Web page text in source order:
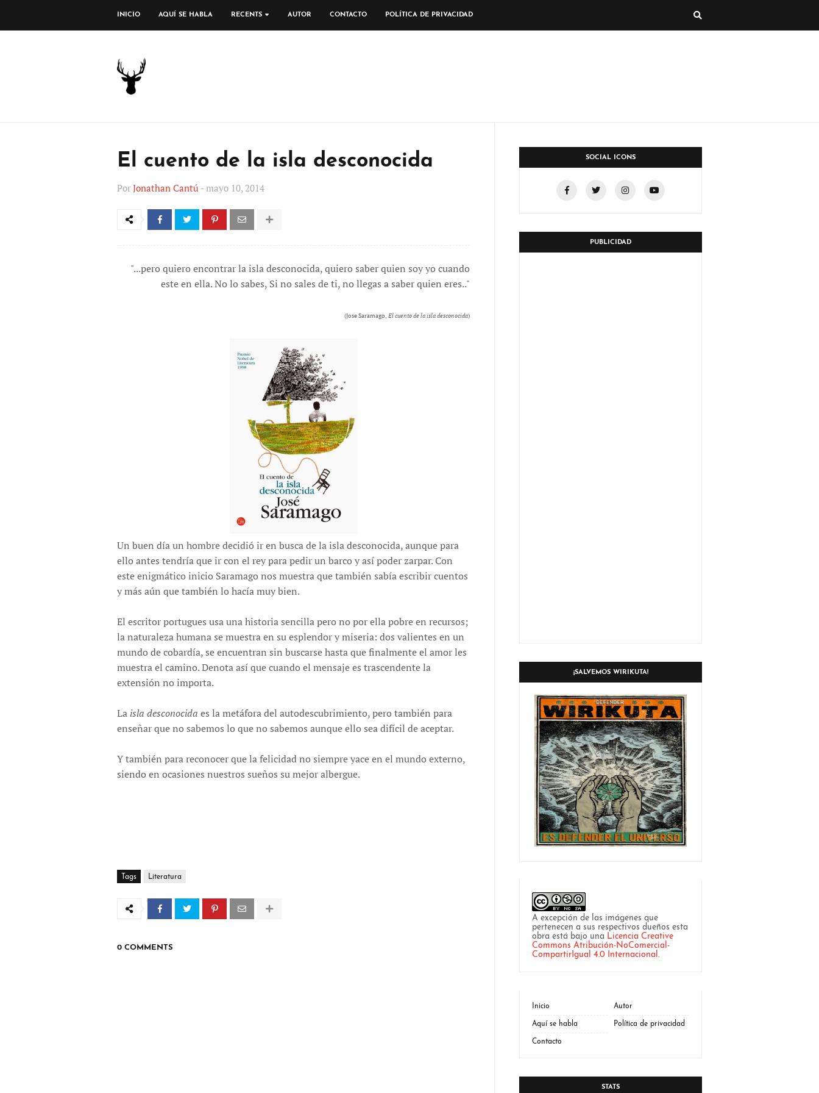
INICIO AQUÍ SE HABLA RECENTS AUTOR CONTACTO POLÍTICA DE PRIVACIDAD
El cuento de la isla desconocida
PorJonathan Cantú - mayo 10, 2014
"...pero quiero encontrar la isla desconocida, quiero saber quien soy yo cuando
este en ella. No lo sabes, Si no sales de ti, no llegas a saber quien eres.."
(Jose Saramago, El cuento de la isla desconocida)
Un buen día un hombre decidió ir en busca de la isla desconocida, aunque para
ello antes tendría que ir con el rey para pedir un barco y así poder zarpar. Con
este enigmático inicio Saramago nos muestra que también sabía escribir cuentos
y más aún que también lo hacía muy bien.
El escritor portugues usa una historia sencilla pero no por ella pobre en recursos;
la naturaleza humana se muestra en su esplendor y miseria: dos valientes en un
mundo de cobardía, se encuentran sin buscarse hasta que finalmente el amor les
muestra el camino. Denota así que cuando el mensaje es trascendente la
extensión no importa.
La isla desconocida es la metáfora del autodescubrimiento, pero también para
enseñar que no sabemos lo que no sabemos aunque ello sea difícil de aceptar.
Y también para reconocer que la felicidad no siempre yace en el mundo externo,
siendo en ocasiones nuestros sueños su mejor albergue.
Tags Literatura
0 COMMENTS
SOCIAL ICONS
PUBLICIDAD
¡SALVEMOS WIRIKUTA!
A excepción de las imágenes que
pertenecen a sus respectivos dueños esta
obra está bajo una Licencia Creative
Commons Atribución-NoComercial-
CompartirIgual 4.0 Internacional.
Inicio Autor
Aquí se habla Política de privacidad
Contacto
STATS